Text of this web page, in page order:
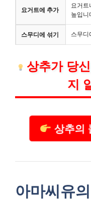
요거트에 추가
요거트
높입니
스무디에 섞기 스무디
상추가 당
지
상추의
아마씨유